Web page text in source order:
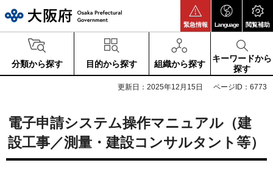
緊急情報 Language 閲覧補助
分類から探す 目的から探す 組織から探す
キーワードから
探す
更新日：2025年12月15日 ページID：6773
電子申請システム操作マニュアル（建
設工事／測量・建設コンサルタント等）